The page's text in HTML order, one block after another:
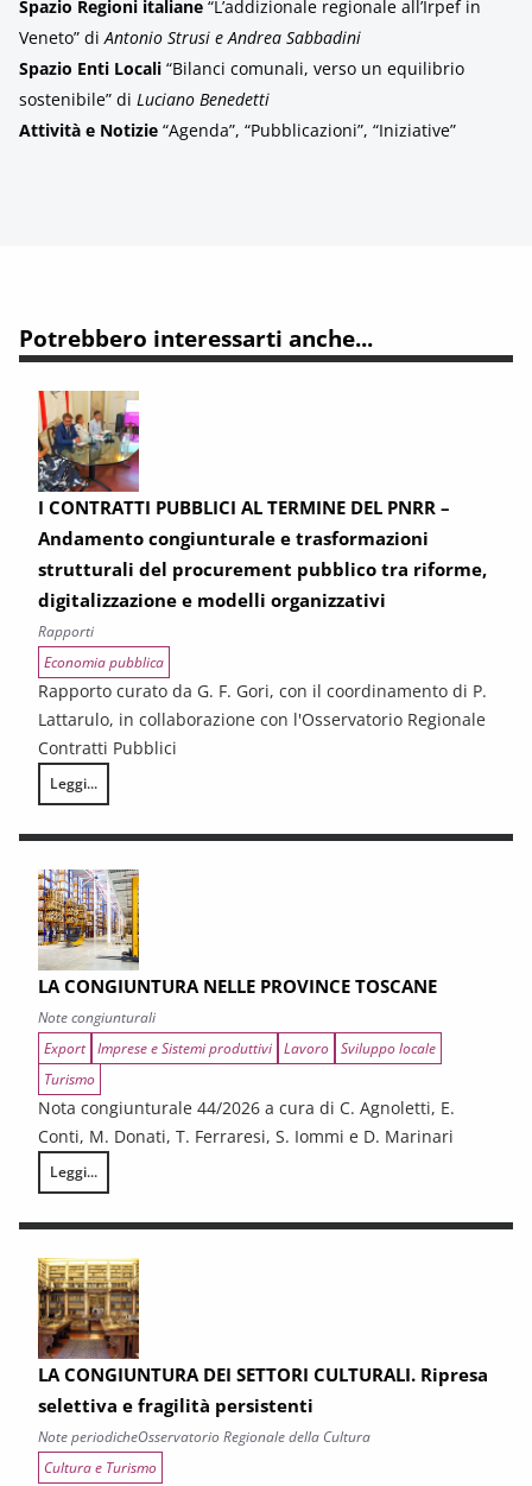
Spazio Regioni italiane “L’addizionale regionale all’Irpef in
Veneto” diAntonio Strusi e Andrea Sabbadini
Spazio Enti Locali “Bilanci comunali, verso un equilibrio
sostenibile” di Luciano Benedetti
Attività e Notizie “Agenda”, “Pubblicazioni”, “Iniziative”
Potrebbero interessarti anche...
I CONTRATTI PUBBLICI AL TERMINE DEL PNRR –
Andamento congiunturale e trasformazioni
strutturali del procurement pubblico tra riforme,
digitalizzazione e modelli organizzativi
Rapporti
Economia pubblica
Rapporto curato da G. F. Gori, con il coordinamento di P.
Lattarulo, in collaborazione con l'Osservatorio Regionale
Contratti Pubblici
Leggi...
I CONTRATTI PUBBLICI AL TERMINE DEL PNRR – Andamento
LA CONGIUNTURA NELLE PROVINCE TOSCANE
Note congiunturali
Export Imprese e Sistemi produttivi Lavoro Sviluppo locale
Turismo
Nota congiunturale 44/2026 a cura di C. Agnoletti, E.
Conti, M. Donati, T. Ferraresi, S. Iommi e D. Marinari
Leggi...
LA CONGIUNTURA NELLE PROVINCE TOSCANE
LA CONGIUNTURA DEI SETTORI CULTURALI. Ripresa
selettiva e fragilità persistenti
Note periodicheOsservatorio Regionale della Cultura
Cultura e Turismo